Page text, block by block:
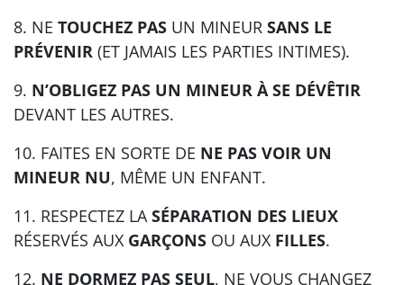
8. NE TOUCHEZ PAS UN MINEUR SANS LE
PRÉVENIR (ET JAMAIS LES PARTIES INTIMES).
9. N’OBLIGEZ PAS UN MINEUR À SE DÉVÊTIR
DEVANT LES AUTRES.
10. FAITES EN SORTE DE NE PAS VOIR UN
MINEUR NU, MÊME UN ENFANT.
11. RESPECTEZ LA SÉPARATION DES LIEUX
RÉSERVÉS AUX GARÇONS OU AUX FILLES.
12. NE DORMEZ PAS SEUL, NE VOUS CHANGEZ